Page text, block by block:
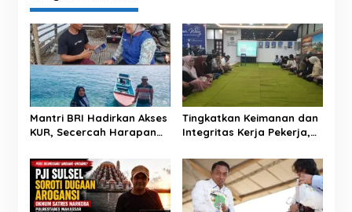
Mantri BRI Hadirkan Akses
KUR, Secercah Harapan
Tingkatkan Keimanan dan
Integritas Kerja Pekerja,
Pengajian Rutin